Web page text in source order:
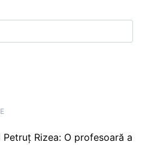
Petruț Rizea: O profesoară a